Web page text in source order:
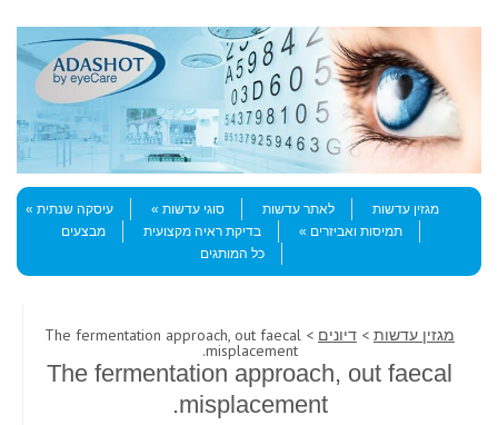
Menu
Skip to content
מגזין עדשות
לאתר עדשות סוגי עדשות
עיסקה שנתית
תמיסות ואביזרים
בדיקת ראיה מקצועית
מבצעים
כל המותגים
מגזין עדשות > דיונים > The fermentation approach, out faecal
misplacement.
The fermentation approach, out faecal
misplacement.